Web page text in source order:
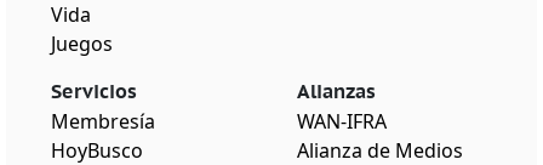
Vida
Juegos
Servicios
Membresía
HoyBusco
Alianzas
WAN-IFRA
Alianza de Medios